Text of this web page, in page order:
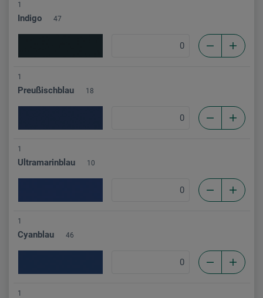
1
Indigo 47
1
Preußischblau 18
1
Ultramarinblau 10
1
Cyanblau 46
1